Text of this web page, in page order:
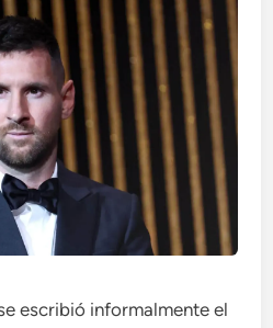
escribió informalmente el